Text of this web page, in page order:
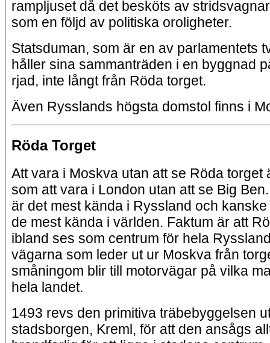
rampljuset då det besköts av
som en följd av politiska oroligheter.
Statsduman, som är en av parlamentets
håller sina sammanträden i en byggnad
rjad, inte långt från Röda torget.
Även Rysslands högsta domstol finns i
Röda Torget
Att vara i Moskva utan att se Röda torget
som att vara i London utan att se Big
är det mest kända i Ryssland och
de mest kända i världen. Faktum är att
ibland ses som centrum för hela
vägarna som leder ut ur Moskva från
småningom blir till motorvägar på vilka
hela landet.
1493 revs den primitiva träbebyggelsen
stadsborgen, Kreml, för att den ansågs